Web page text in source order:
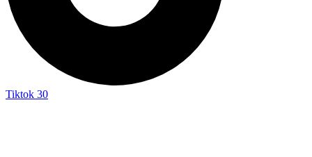
Tiktok 30